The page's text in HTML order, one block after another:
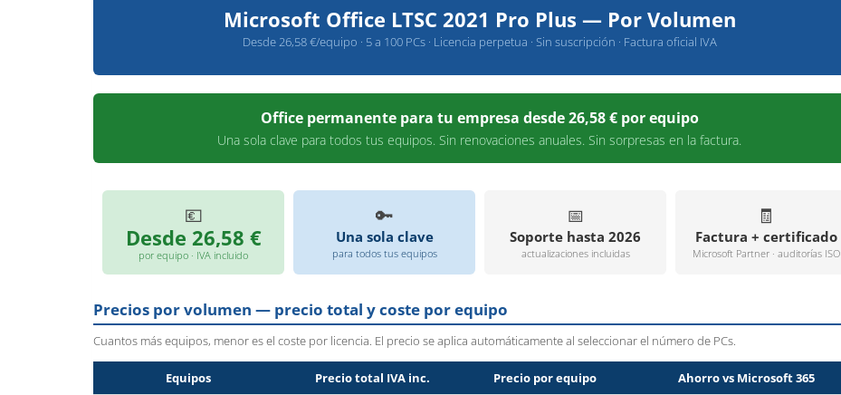
Microsoft Office LTSC 2021 Pro Plus — Por Volumen
Desde 26,58 €/equipo · 5 a 100 PCs · Licencia perpetua · Sin suscripción · Factura oficial IVA
Office permanente para tu empresa desde 26,58 € por equipo
Una sola clave para todos tus equipos. Sin renovaciones anuales. Sin sorpresas en la factura.
💶
Desde 26,58 €
por equipo · IVA incluido
🔑
Una sola clave
para todos tus equipos
📅
Soporte hasta 2026
actualizaciones incluidas
🧾
Factura + certificado
Microsoft Partner · auditorías ISO
Precios por volumen — precio total y coste por equipo
Cuantos más equipos, menor es el coste por licencia. El precio se aplica automáticamente al seleccionar el número de PCs.
Equipos Precio total IVA inc. Precio por equipo Ahorro vs Microsoft 365